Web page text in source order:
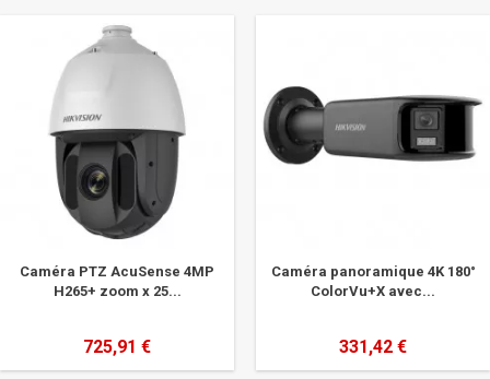
Caméra PTZ AcuSense 4MP
H265+ zoom x 25...
725,91 €
Caméra panoramique 4K 180°
ColorVu+X avec...
331,42 €